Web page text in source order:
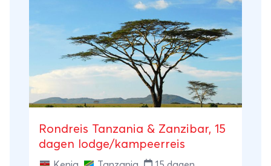
Rondreis Tanzania & Zanzibar, 15
dagen lodge/kampeerreis